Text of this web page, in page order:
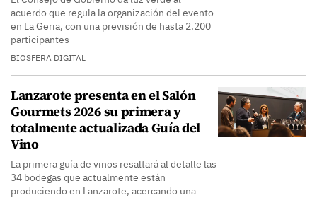
acuerdo que regula la organización del evento
en La Geria, con una previsión de hasta 2.200
participantes
BIOSFERA DIGITAL
Lanzarote presenta en el Salón
Gourmets 2026 su primera y
totalmente actualizada Guía del
Vino
La primera guía de vinos resaltará al detalle las
34 bodegas que actualmente están
produciendo en Lanzarote, acercando una